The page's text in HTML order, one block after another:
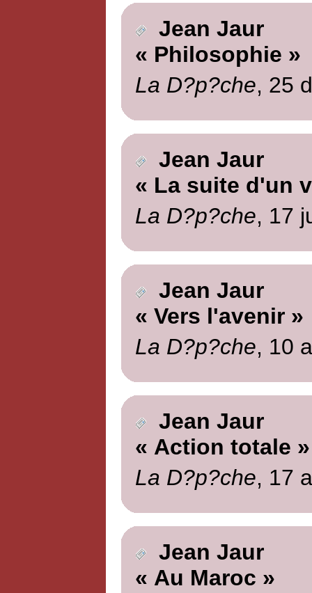
Jean Jaur
« Philosophie »
La D?p?che, 25
Jean Jaur
« La suite d'un
La D?p?che, 17
Jean Jaur
« Vers l'avenir »
La D?p?che, 10
Jean Jaur
« Action totale »
La D?p?che, 17
Jean Jaur
« Au Maroc »